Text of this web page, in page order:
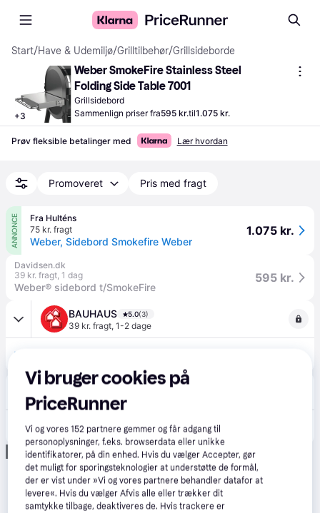
Start/Have & Udemiljø/Grilltilbehør/Grillsideborde
+3
Weber SmokeFire Stainless Steel
Folding Side Table 7001
Grillsidebord
Sammenlign priser fra595 kr.til1.075 kr.
Prøv fleksible betalinger med Lær hvordan
Promoveret Pris med fragt
ANNONCE
Fra Hulténs
75 kr. fragt
Weber, Sidebord Smokefire Weber
1.075 kr.
Davidsen.dk
39 kr. fragt, 1 dag
Weber® sidebord t/SmokeFire
595 kr.
BAUHAUS 5.0(3)
39 kr. fragt, 1-2 dage
Weber sidebord til SmokeFire-træpillegrill
Hulténs
75 kr. fragt
Weber, Sidebord Smokefire Weber
Annonce
Vi bruger cookies på
PriceRunner
Vi og vores152 partnere gemmer og får adgang til
personoplysninger, f.eks. browserdata eller unikke
identifikatorer, på din enhed. Hvis du vælger Accepter, gør
det muligt for sporingsteknologier at understøtte de formål,
der er vist under »Vi og vores partnere behandler datafor at
levere«. Hvis du vælger Afvis alle eller trækker dit
samtykke tilbage, deaktiveres de. Hvis trackere er